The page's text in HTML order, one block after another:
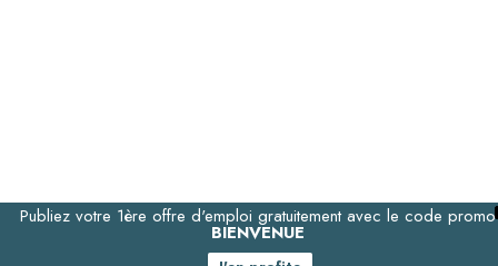
Publiez votre 1ère offre d'emploi gratuitement avec le code promo
BIENVENUE